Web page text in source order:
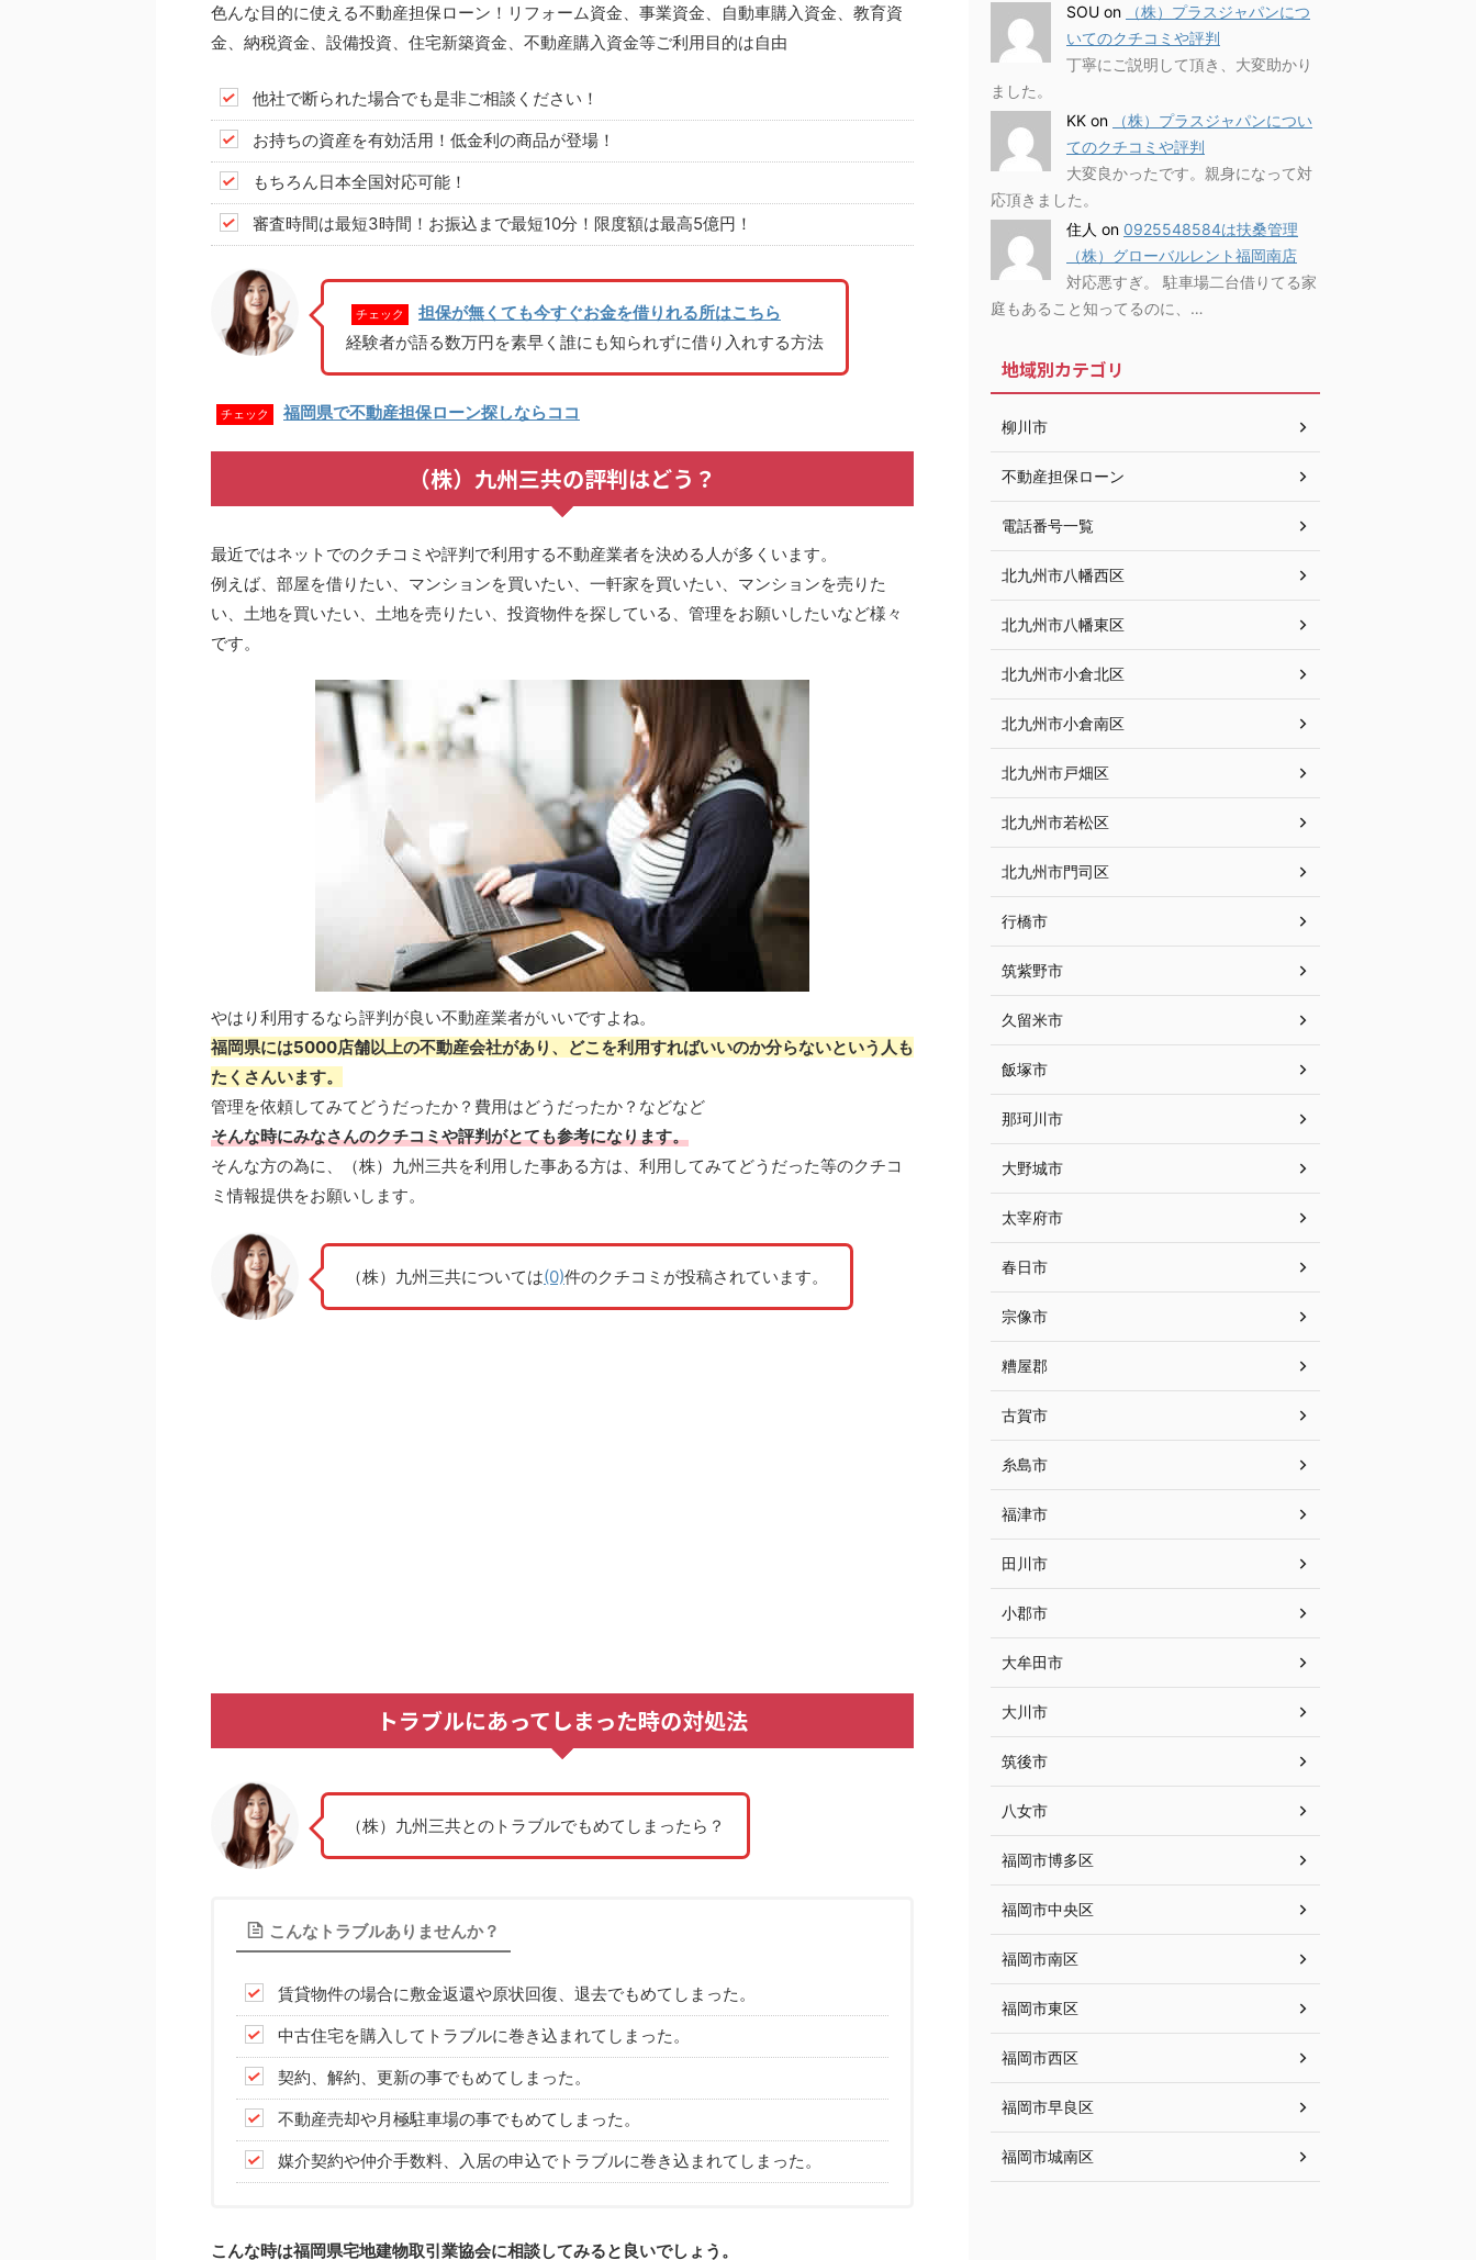
色んな目的に使える不動産担保ローン！リフォーム資金、事業資金、自動車購入資金、教育資
金、納税資金、設備投資、住宅新築資金、不動産購入資金等ご利用目的は自由
他社で断られた場合でも是非ご相談ください！
お持ちの資産を有効活用！低金利の商品が登場！
もちろん日本全国対応可能！
審査時間は最短3時間！お振込まで最短10分！限度額は最高5億円！
チェック
担保が無くても今すぐお金を借りれる所はこちら
経験者が語る数万円を素早く誰にも知られずに借り入れする方法
チェック 福岡県で不動産担保ローン探しならココ
（株）九州三共の評判はどう？
最近ではネットでのクチコミや評判で利用する不動産業者を決める人が多くいます。
例えば、部屋を借りたい、マンションを買いたい、一軒家を買いたい、マンションを売りた
い、土地を買いたい、土地を売りたい、投資物件を探している、管理をお願いしたいなど様々
です。
やはり利用するなら評判が良い不動産業者がいいですよね。
福岡県には5000店舗以上の不動産会社があり、どこを利用すればいいのか分らないという人も
たくさんいます。
管理を依頼してみてどうだったか？費用はどうだったか？などなど
そんな時にみなさんのクチコミや評判がとても参考になります。
そんな方の為に、（株）九州三共を利用した事ある方は、利用してみてどうだった等のクチコ
ミ情報提供をお願いします。
（株）九州三共については(0)件のクチコミが投稿されています。
トラブルにあってしまった時の対処法
（株）九州三共とのトラブルでもめてしまったら？
こんなトラブルありませんか？
賃貸物件の場合に敷金返還や原状回復、退去でもめてしまった。
中古住宅を購入してトラブルに巻き込まれてしまった。
契約、解約、更新の事でもめてしまった。
不動産売却や月極駐車場の事でもめてしまった。
媒介契約や仲介手数料、入居の申込でトラブルに巻き込まれてしまった。
こんな時は福岡県宅地建物取引業協会に相談してみると良いでしょう。
SOU on
（株）プラスジャパンにつ
いてのクチコミや評判
丁寧にご説明して頂き、大変助かり
ました。
KK on
（株）プラスジャパンについ
てのクチコミや評判
大変良かったです。親身になって対
応頂きました。
住人 on 0925548584は扶桑管理
（株）グローバルレント福岡南店
対応悪すぎ。 駐車場二台借りてる家
庭もあること知ってるのに、…
地域別カテゴリ
柳川市
不動産担保ローン
電話番号一覧
北九州市八幡西区
北九州市八幡東区
北九州市小倉北区
北九州市小倉南区
北九州市戸畑区
北九州市若松区
北九州市門司区
行橋市
筑紫野市
久留米市
飯塚市
那珂川市
大野城市
太宰府市
春日市
宗像市
糟屋郡
古賀市
糸島市
福津市
田川市
小郡市
大牟田市
大川市
筑後市
八女市
福岡市博多区
福岡市中央区
福岡市南区
福岡市東区
福岡市西区
福岡市早良区
福岡市城南区